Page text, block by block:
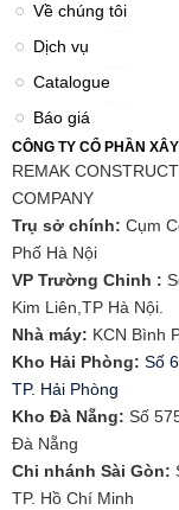
Về chúng tôi
Dịch vụ
Catalogue
Báo giá
CÔNG TY CỔ PHẦN
REMAK
COMPANY
Trụ sở chính: Cụm
Phố Hà Nội
VP Trường Chinh :
Kim Liên,TP Hà Nội.
Nhà máy: KCN Bình
Kho Hải Phòng: Số
TP. Hải Phòng
​Kho Đà Nẵng: Số
Đà Nẵng
Chi nhánh Sài Gòn:
TP. Hồ Chí Minh